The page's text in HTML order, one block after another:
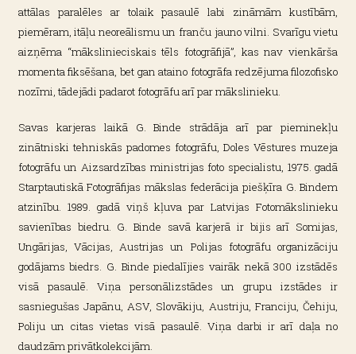
attālas paralēles ar tolaik pasaulē labi zināmām kustībām,
piemēram, itāļu neoreālismu un franču jauno vilni. Svarīgu vietu
aizņēma “mākslinieciskais tēls fotogrāfijā”, kas nav vienkārša
momenta fiksēšana, bet gan ataino fotogrāfa redzējuma filozofisko
nozīmi, tādejādi padarot fotogrāfu arī par mākslinieku.
Savas karjeras laikā G. Binde strādāja arī par pieminekļu
zinātniski tehniskās padomes fotogrāfu, Doles Vēstures muzeja
fotogrāfu un Aizsardzības ministrijas foto specialistu, 1975. gadā
Starptautiskā Fotogrāfijas mākslas federācija piešķīra G. Bindem
atzinību. 1989. gadā viņš kļuva par Latvijas Fotomākslinieku
savienības biedru. G. Binde savā karjerā ir bijis arī Somijas,
Ungārijas, Vācijas, Austrijas un Polijas fotogrāfu organizāciju
godājams biedrs. G. Binde piedalījies vairāk nekā 300 izstādēs
visā pasaulē. Viņa personālizstādes un grupu izstādes ir
sasniegušas Japānu, ASV, Slovākiju, Austriju, Franciju, Čehiju,
Poliju un citas vietas visā pasaulē. Viņa darbi ir arī daļa no
daudzām privātkolekcijām.